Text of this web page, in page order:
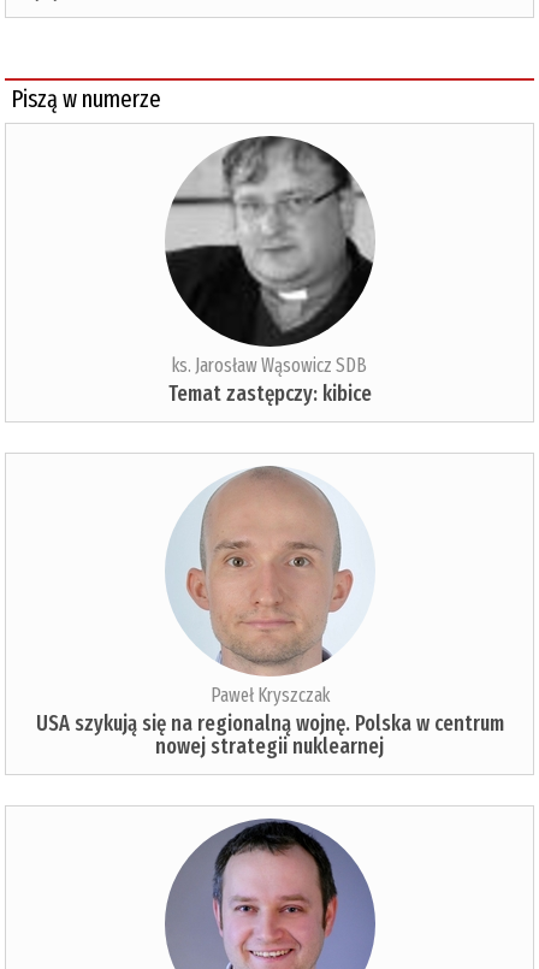
Piszą w numerze
ks. Jarosław Wąsowicz SDB
Temat zastępczy: kibice
Paweł Kryszczak
USA szykują się na regionalną wojnę. Polska w centrum
nowej strategii nuklearnej